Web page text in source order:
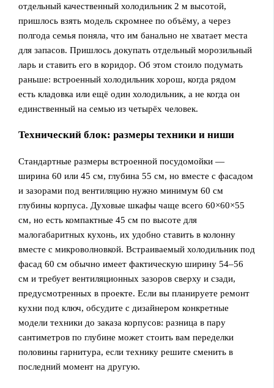
отдельный качественный холодильник 2 м высотой,
пришлось взять модель скромнее по объёму, а через
полгода семья поняла, что им банально не хватает места
для запасов. Пришлось докупать отдельный морозильный
ларь и ставить его в коридор. Об этом стоило подумать
раньше: встроенный холодильник хорош, когда рядом
есть кладовка или ещё один холодильник, а не когда он
единственный на семью из четырёх человек.
Технический блок: размеры техники и ниши
Стандартные размеры встроенной посудомойки —
ширина 60 или 45 см, глубина 55 см, но вместе с фасадом
и зазорами под вентиляцию нужно минимум 60 см
глубины корпуса. Духовые шкафы чаще всего 60×60×55
см, но есть компактные 45 см по высоте для
малогабаритных кухонь, их удобно ставить в колонну
вместе с микроволновкой. Встраиваемый холодильник под
фасад 60 см обычно имеет фактическую ширину 54–56
см и требует вентиляционных зазоров сверху и сзади,
предусмотренных в проекте. Если вы планируете ремонт
кухни под ключ, обсудите с дизайнером конкретные
модели техники до заказа корпусов: разница в пару
сантиметров по глубине может стоить вам переделки
половины гарнитура, если технику решите сменить в
последний момент на другую.